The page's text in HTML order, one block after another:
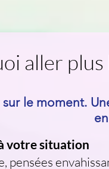
aller
le moment.
votre situation
pensées